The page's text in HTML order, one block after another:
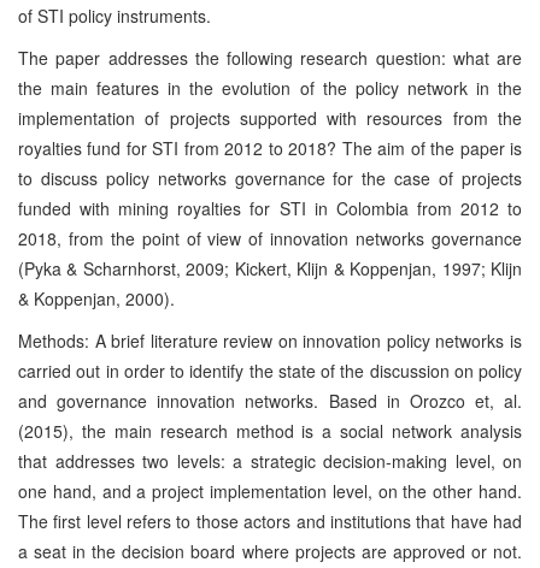
of STI policy instruments.
The paper addresses the following research question: what are
the main features in the evolution of the policy network in the
implementation of projects supported with resources from the
royalties fund for STI from 2012 to 2018? The aim of the paper is
to discuss policy networks governance for the case of projects
funded with mining royalties for STI in Colombia from 2012 to
2018, from the point of view of innovation networks governance
(Pyka & Scharnhorst, 2009; Kickert, Klijn & Koppenjan, 1997; Klijn
& Koppenjan, 2000).
Methods: A brief literature review on innovation policy networks is
carried out in order to identify the state of the discussion on policy
and governance innovation networks. Based in Orozco et, al.
(2015), the main research method is a social network analysis
that addresses two levels: a strategic decision-making level, on
one hand, and a project implementation level, on the other hand.
The first level refers to those actors and institutions that have had
a seat in the decision board where projects are approved or not.